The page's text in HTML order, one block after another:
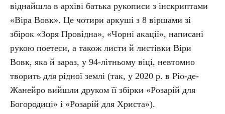
віднайшла в архіві батька рукописи з інскриптами
«Віра Вовк». Це чотири аркуші з 8 віршами зі
збірок «Зоря Провідна», «Чорні акації», написані
рукою поетеси, а також листи й листівки Віри
Вовк, яка й зараз, у 94-літньому віці, невтомно
творить для рідної землі (так, у 2020 р. в Ріо-де-
Жанейро вийшли друком її збірки «Розарій для
Богородиці» і «Розарій для Христа»).